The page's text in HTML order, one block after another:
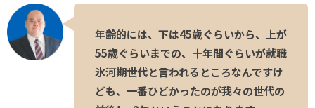
年齢的には、下は45歳ぐらいから、上が
55歳ぐらいまでの、十年間ぐらいが就職
氷河期世代と言われるところなんですけ
ども、一番ひどかったのが我々の世代の